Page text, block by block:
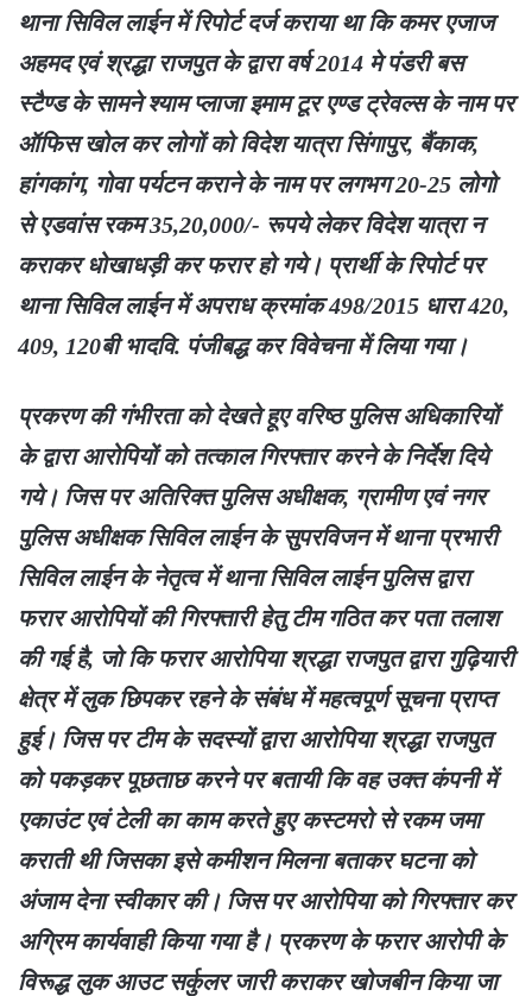
थाना सिविल लाईन में रिपोर्ट दर्ज कराया था कि कमर एजाज
अहमद एवं श्रद्धा राजपुत के द्वारा वर्ष 2014 मे पंडरी बस
स्टैण्ड के सामने श्याम प्लाजा इमाम टूर एण्ड ट्रेवल्स के नाम पर
ऑफिस खोल कर लोगों को विदेश यात्रा सिंगापुर, बैंकाक,
हांगकांग, गोवा पर्यटन कराने के नाम पर लगभग 20-25 लोगो
से एडवांस रकम 35,20,000/- रूपये लेकर विदेश यात्रा न
कराकर धोखाधड़ी कर फरार हो गये। प्रार्थी के रिपोर्ट पर
थाना सिविल लाईन में अपराध क्रमांक 498/2015 धारा 420,
409, 120बी भादवि. पंजीबद्ध कर विवेचना में लिया गया।
प्रकरण की गंभीरता को देखते हूए वरिष्ठ पुलिस अधिकारियों
के द्वारा आरोपियों को तत्काल गिरफ्तार करने के निर्देश दिये
गये। जिस पर अतिरिक्त पुलिस अधीक्षक, ग्रामीण एवं नगर
पुलिस अधीक्षक सिविल लाईन के सुपरविजन में थाना प्रभारी
सिविल लाईन के नेतृत्व में थाना सिविल लाईन पुलिस द्वारा
फरार आरोपियों की गिरफ्तारी हेतु टीम गठित कर पता तलाश
की गई है, जो कि फरार आरोपिया श्रद्धा राजपुत द्वारा गुढ़ियारी
क्षेत्र में लुक छिपकर रहने के संबंध में महत्वपूर्ण सूचना प्राप्त
हुई। जिस पर टीम के सदस्यों द्वारा आरोपिया श्रद्धा राजपुत
को पकड़कर पूछताछ करने पर बतायी कि वह उक्त कंपनी में
एकाउंट एवं टेली का काम करते हुए कस्टमरो से रकम जमा
कराती थी जिसका इसे कमीशन मिलना बताकर घटना को
अंजाम देना स्वीकार की। जिस पर आरोपिया को गिरफ्तार कर
अग्रिम कार्यवाही किया गया है। प्रकरण के फरार आरोपी के
विरूद्ध लुक आउट सर्कुलर जारी कराकर खोजबीन किया जा